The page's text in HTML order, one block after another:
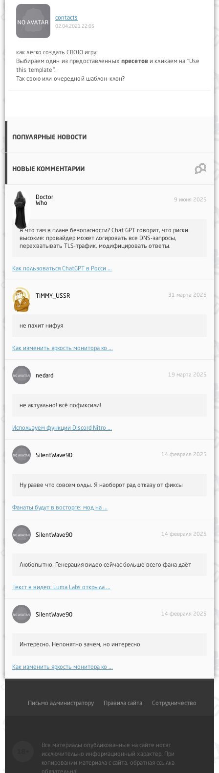
contacts
02.04.2021 22:05
как легко создать СВОЮ игру:
Выбираем один из предоставленных пресетови кликаем на "Use
this template".
Так свою или очередной шаблон-клон?
ПОПУЛЯРНЫЕ НОВОСТИ
НОВЫЕ КОММЕНТАРИИ
Doctor
Who
9 июня 2025
А что там в плане безопасности? Chat GPT говорит, что риски
высокие: провайдер может логировать все DNS-запросы,
перехватывать TLS-трафик, модифицировать ответы.
Как пользоваться ChatGPT в Росси ...
TIMMY_USSR 31 марта 2025
не пахит нифуя
Как изменить яркость монитора ко ...
nedard 19 марта 2025
не актуально! всё пофиксили!
Используем функции Discord Nitro ...
SilentWave90 14 февраля 2025
Ну разве что совсем олды. Я наоборот рад отказу от фиксы
Фанаты будут в восторге: мод на ...
SilentWave90 14 февраля 2025
Любопытно. Генерация видео сейчас больше всего фана даёт
Текст в видео: Luma Labs открыла ...
SilentWave90 14 февраля 2025
Интересно. Непонятно зачем, но интересно
Как изменить яркость монитора ко ...
Письмо администратору Правила сайта Сотрудничество
Все материалы опубликованные на сайте носят
исключительно информационный характер. При
копировании материала с сайта, обратная ссылка
обязательна!